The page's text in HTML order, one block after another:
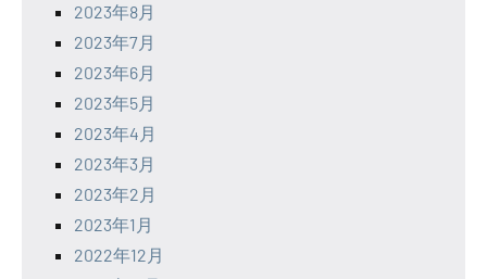
2023年8月
2023年7月
2023年6月
2023年5月
2023年4月
2023年3月
2023年2月
2023年1月
2022年12月